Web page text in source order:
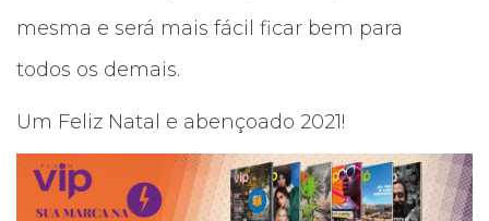
mesma e será mais fácil ficar bem para
todos os demais.
Um Feliz Natal e abençoado 2021!